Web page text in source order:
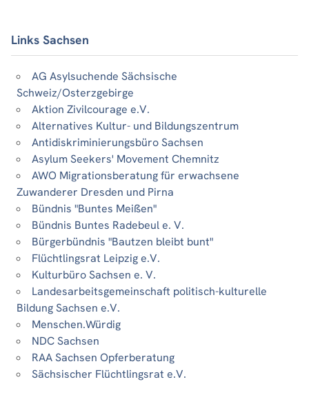
Links Sachsen
AG Asylsuchende Sächsische
Schweiz/Osterzgebirge
Aktion Zivilcourage e.V.
Alternatives Kultur- und Bildungszentrum
Antidiskriminierungsbüro Sachsen
Asylum Seekers' Movement Chemnitz
AWO Migrationsberatung für erwachsene
Zuwanderer Dresden und Pirna
Bündnis "Buntes Meißen"
Bündnis Buntes Radebeul e. V.
Bürgerbündnis "Bautzen bleibt bunt"
Flüchtlingsrat Leipzig e.V.
Kulturbüro Sachsen e. V.
Landesarbeitsgemeinschaft politisch-kulturelle
Bildung Sachsen e.V.
Menschen.Würdig
NDC Sachsen
RAA Sachsen Opferberatung
Sächsischer Flüchtlingsrat e.V.